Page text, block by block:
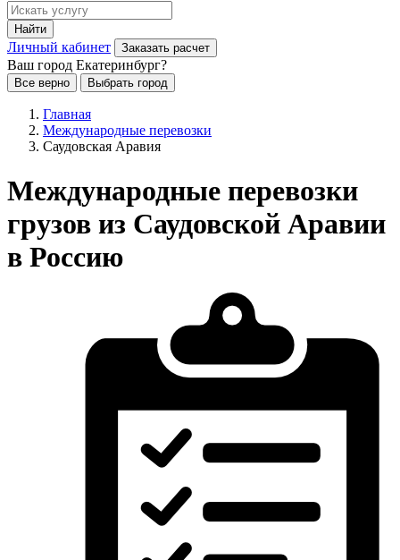
Найти
Личный кабинет Заказать расчет
Ваш город Екатеринбург?
Все верно Выбрать город
Главная
Международные перевозки
Саудовская Аравия
Международные перевозки
грузов из Саудовской Аравии
в Россию